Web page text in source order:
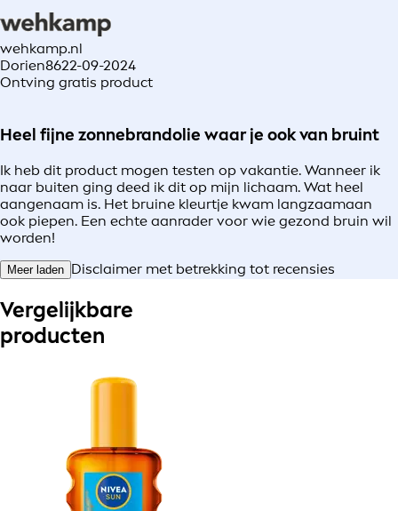
wehkamp.nl
Dorien8622-09-2024
Ontving gratis product
Heel fijne zonnebrandolie waar je ook van bruint
Ik heb dit product mogen testen op vakantie. Wanneer ik
naar buiten ging deed ik dit op mijn lichaam. Wat heel
aangenaam is. Het bruine kleurtje kwam langzaamaan
ook piepen. Een echte aanrader voor wie gezond bruin wil
worden!
Meer laden Disclaimer met betrekking tot recensies
Vergelijkbare
producten